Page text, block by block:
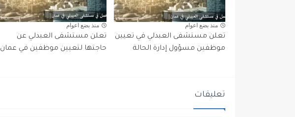
منذ بضع اعوام
تعلن مستشفى العبدلي في تعيين
موظفين مسؤول إدارة الحالة
منذ بضع اعوام
تعلن مستشفى العبدلي عن
حاجتها لتعيين موظفين في عمان
تعليقات